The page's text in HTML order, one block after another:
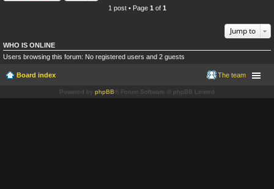
1 post • Page 1 of 1
Jump to
WHO IS ONLINE
Users browsing this forum: No registered users and 2 guests
Board index The team
Powered by phpBB ® Forum Software © phpBB Limited